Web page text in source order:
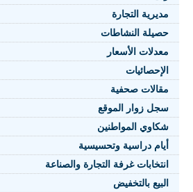
النصوص 2021
FRANÇAIS
مديرية التجارة
حصيلة النشاطات
معدلات الأسعار
الإحصائيات
مقالات صحفية
سجل زوار الموقع
شكاوي المواطنين
أيام دراسية وتحسيسية
انتخابات غرفة التجارة والصناعة
البيع بالتخفيض